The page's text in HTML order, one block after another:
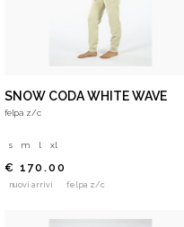
SNOW CODA WHITE WAVE
felpa z/c
s m l xl
€ 170.00
nuovi arrivi felpa z/c